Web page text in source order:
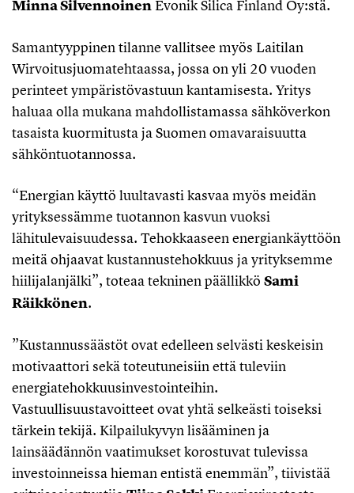
Minna Silvennoinen Evonik Silica Finland Oy:stä.
Samantyyppinen tilanne vallitsee myös Laitilan
Wirvoitusjuomatehtaassa, jossa on yli 20 vuoden
perinteet ympäristövastuun kantamisesta. Yritys
haluaa olla mukana mahdollistamassa sähköverkon
tasaista kuormitusta ja Suomen omavaraisuutta
sähköntuotannossa.
“Energian käyttö luultavasti kasvaa myös meidän
yrityksessämme tuotannon kasvun vuoksi
lähitulevaisuudessa. Tehokkaaseen energiankäyttöön
meitä ohjaavat kustannustehokkuus ja yrityksemme
hiilijalanjälki”, toteaa tekninen päällikkö Sami
Räikkönen.
”Kustannussäästöt ovat edelleen selvästi keskeisin
motivaattori sekä toteutuneisiin että tuleviin
energiatehokkuusinvestointeihin.
Vastuullisuustavoitteet ovat yhtä selkeästi toiseksi
tärkein tekijä. Kilpailukyvyn lisääminen ja
lainsäädännön vaatimukset korostuvat tulevissa
investoinneissa hieman entistä enemmän”, tiivistää